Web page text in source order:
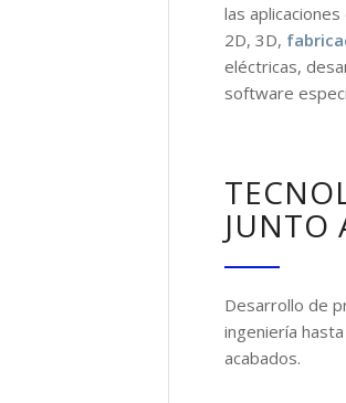
las
2D, 3D,
eléctricas,
software
JUNTO
Desarrollo de
ingeniería
acabados.